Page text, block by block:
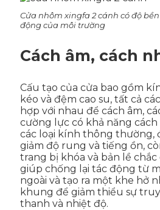
Cửa nhôm xingfa 2 cánh có độ
động của môi trường
Cách âm, cách
Cấu tạo của cửa bao gồm
kéo và đệm cao su, tất cả
hợp với nhau để cách âm,
cường lực có khả năng cách
các loại kính thông thường,
giảm độ rung và tiếng ồn,
trang bị khóa và bản lề chắc
giúp chống lại tác động từ
ngoài và tạo ra một khe hở
khung để giảm thiểu sự
thanh và nhiệt độ.